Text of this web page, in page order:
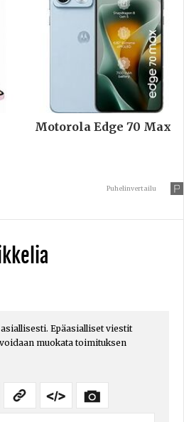
Motorola Edge 70 Max
Puhelinvertailu
Epäasialliset viestit
muokata toimituksen